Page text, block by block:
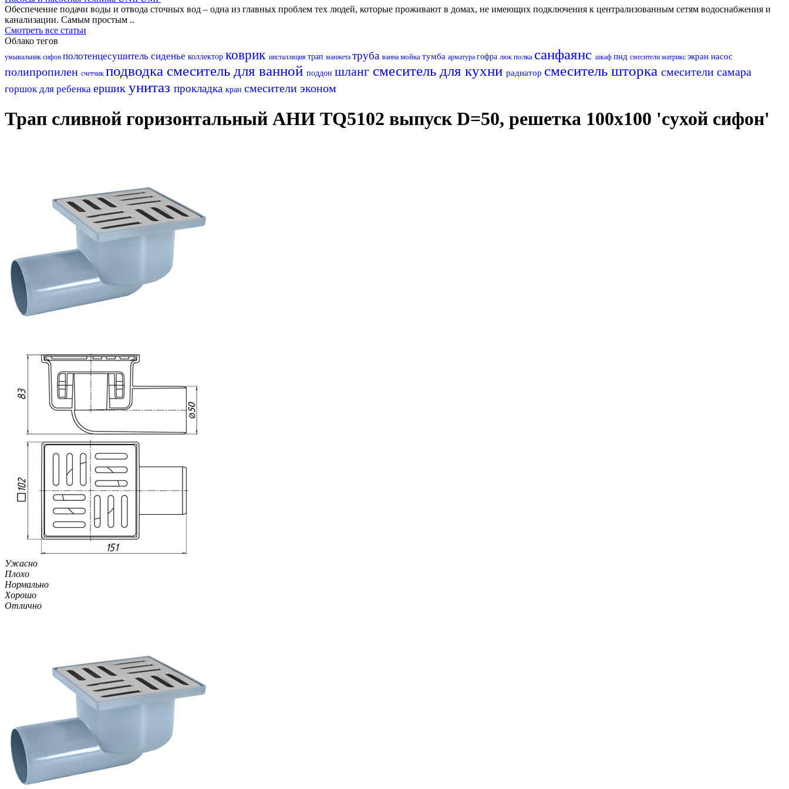
Обеспечение подачи воды и отвода сточных вод – одна из главных проблем тех людей, которые проживают в домах, не имеющих подключения к централизованным сетям водоснабжения и
канализации. Самым простым ..
Смотреть все статьи
Облако тегов
умывальник сифон полотенцесушитель сиденье коллектор коврик инсталляция трап манжета труба ванна мойка тумба арматура гофра люк полка санфаянс шкаф пнд смесители матрикс экран насос
полипропилен счетчик подводка смеситель для ванной поддон шланг смеситель для кухни радиатор смеситель шторка смесители самара
горшок для ребенка ершик унитаз прокладка кран смесители эконом
Трап сливной горизонтальный АНИ TQ5102 выпуск D=50, решетка 100х100 'сухой сифон'
Ужасно
Плохо
Нормально
Хорошо
Отлично